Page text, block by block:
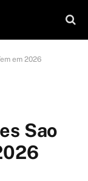
em 2026
Sao